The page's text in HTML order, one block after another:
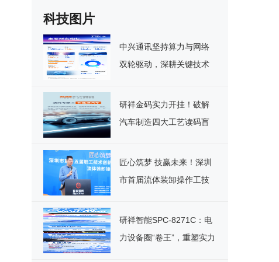
科技图片
中兴通讯坚持算力与网络
双轮驱动，深耕关键技术
研祥金码实力开挂！破解
汽车制造四大工艺读码盲
匠心筑梦 技赢未来！深圳
市首届流体装卸操作工技
研祥智能SPC-8271C：电
力设备圈“卷王”，重塑实力